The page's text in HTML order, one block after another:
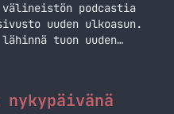
välineistön podcastia
uuden ulkoasun.
tuon uuden